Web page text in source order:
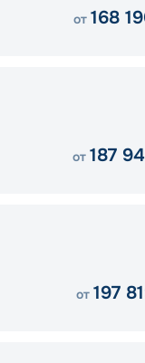
от 168
от 187
от 197